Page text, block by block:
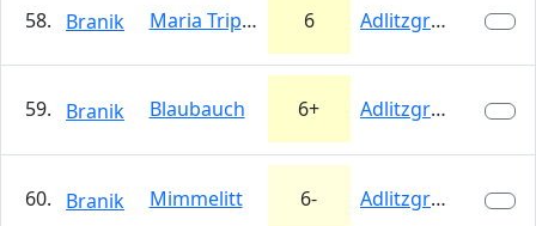
58. Branik Maria Trippel Weg 6 Adlitzgräben
59. Branik Blaubauch 6+ Adlitzgräben
60. Branik Mimmelitt 6- Adlitzgräben